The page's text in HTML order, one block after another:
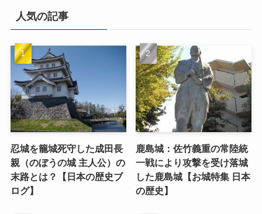
人気の記事
忍城を籠城死守した成田長
親（のぼうの城 主人公）の
末路とは？【日本の歴史ブ
ログ】
鹿島城：佐竹義重の常陸統
一戦により攻撃を受け落城
した鹿島城【お城特集 日本
の歴史】